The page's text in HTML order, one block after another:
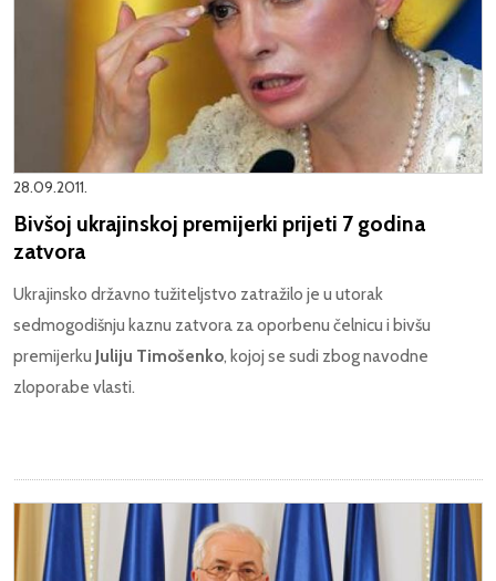
28.09.2011.
Bivšoj ukrajinskoj premijerki prijeti 7 godina
zatvora
Ukrajinsko državno tužiteljstvo zatražilo je u utorak
sedmogodišnju kaznu zatvora za oporbenu čelnicu i bivšu
premijerku Juliju Timošenko, kojoj se sudi zbog navodne
zloporabe vlasti.